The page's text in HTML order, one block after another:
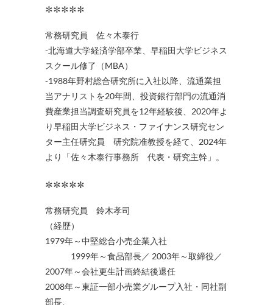
*****
常務研究員 佐々木泰行
-北海道大学経済学部卒業、早稲田大学ビジネス
スクール修了（MBA）
-1988年野村総合研究所に入社以降、流通業担
当アナリストを20年間、投資銀行部門の流通消
費産業担当調査研究員を12年経験後、2020年よ
り早稲田大学ビジネス・ファイナンス研究セン
ター主任研究員 研究院准教授を経て、2024年
より「佐々木泰行事務所 代表・研究主幹」。
*****
常務研究員 鈴木孝司
（経歴）
1979年～中堅総合小売企業入社
1999年～食品部長／ 2003年～取締役／
2007年～会社更生計画終結後退任
2008年～東証一部小売業グループ入社・同社副
部長、